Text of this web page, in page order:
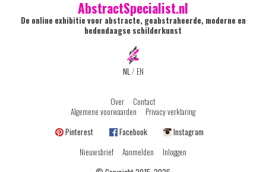
AbstractSpecialist.nl
De online exhibitie voor abstracte, geabstraheerde, moderne en
hedendaagse schilderkunst
NL/ EN
Over
Contact
Algemene voorwaarden
Privacy verklaring
Pinterest
Facebook
Instagram
Nieuwsbrief
Aanmelden
Inloggen